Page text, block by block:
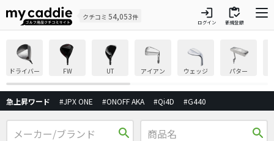
クチコミ 54,053件 login
ログイン
inventory
新規登録
ドライバー FW UT アイアン ウェッジ パター
急上昇ワード #JPX ONE #ONOFF AKA #Qi4D #G440
search search